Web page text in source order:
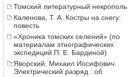
Томский литературный некрополь
Каленова, Т. А. Костры на снегу:
повесть
«Хроника томских селений» (по
материалам этнографических
экспедиций П. Е. Бардиной)
Яворский, Михаил Иосифович.
Электрический разряд : об